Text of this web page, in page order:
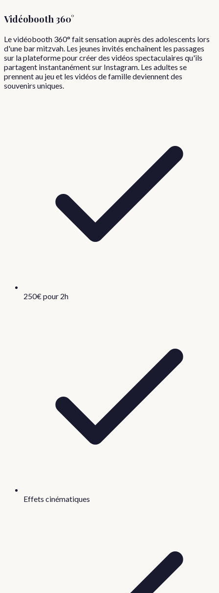
Vidéobooth 360°
Le vidéobooth 360° fait sensation auprès des adolescents lors
d'une bar mitzvah. Les jeunes invités enchaînent les passages
sur la plateforme pour créer des vidéos spectaculaires qu'ils
partagent instantanément sur Instagram. Les adultes se
prennent au jeu et les vidéos de famille deviennent des
souvenirs uniques.
250€ pour 2h
Effets cinématiques